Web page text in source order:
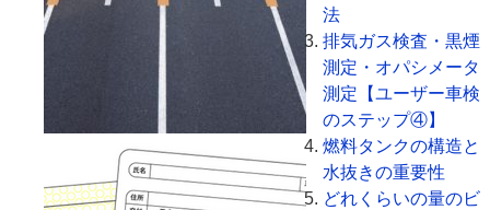
法
排気ガス検査・黒煙
測定・オパシメータ
測定【ユーザー車検
のステップ④】
燃料タンクの構造と
水抜きの重要性
どれくらいの量のビ